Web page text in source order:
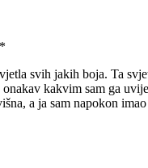
*
svih jakih boja. Ta
kakvim sam ga
a ja sam napokon